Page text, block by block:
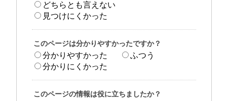
どちらとも言えない
見つけにくかった
このページは分かりやすかったですか？
分かりやすかった
ふつう
分かりにくかった
このページの情報は役に立ちましたか？